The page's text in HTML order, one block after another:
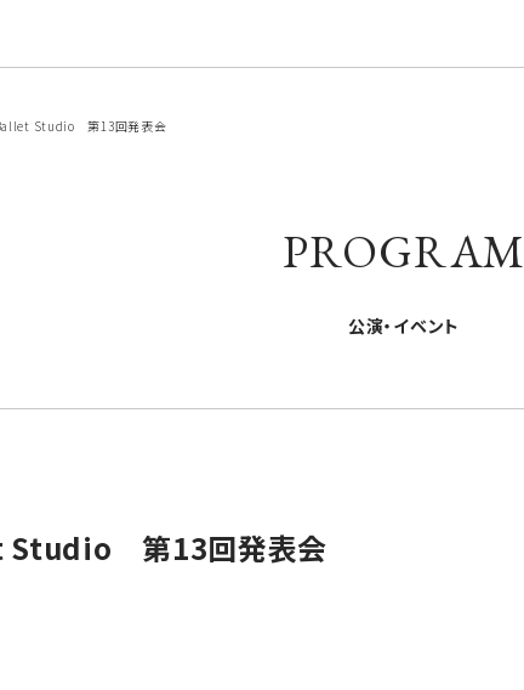
Studio 第13回発表会
PROGRAM
公演・イベント
Studio 第13回発表会